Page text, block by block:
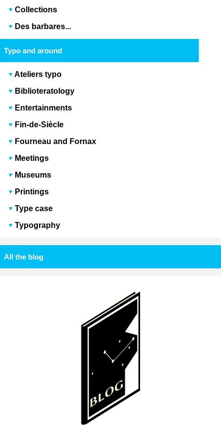
Collections
Des barbares...
Typo and around
Ateliers typo
Biblioteratology
Entertainments
Fin-de-Siècle
Fourneau and Fornax
Meetings
Museums
Printings
Type case
Typography
All the blog